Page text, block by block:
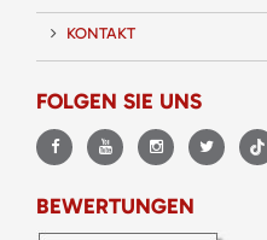
KONTAKT
FOLGEN SIE UNS
BEWERTUNGEN